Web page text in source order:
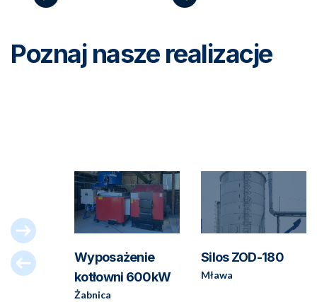
Poznaj nasze realizacje
SK-136
Wyposażenie
kotłowni 600kW
Żabnica
Silos ZOD-180
Mława